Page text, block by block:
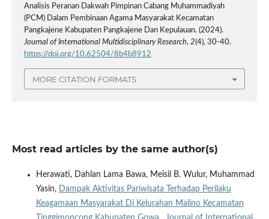
Analisis Peranan Dakwah Pimpinan Cabang Muhammadiyah
(PCM) Dalam Pembinaan Agama Masyarakat Kecamatan
Pangkajene Kabupaten Pangkajene Dan Kepulauan. (2024).
Journal of International Multidisciplinary Research, 2(4), 30-40.
https://doi.org/10.62504/8b4b8912
MORE CITATION FORMATS
Most read articles by the same author(s)
Herawati, Dahlan Lama Bawa, Meisil B. Wulur, Muhammad
Yasin,
Dampak Aktivitas Pariwisata Terhadap Perilaku
Keagamaan Masyarakat Di Kelurahan Malino Kecamatan